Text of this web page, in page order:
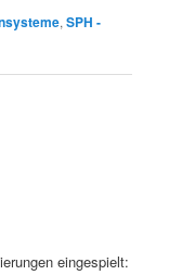
,SPH -
eingespielt: